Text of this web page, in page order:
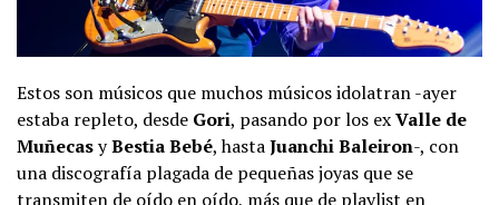
Estos son músicos que muchos músicos idolatran -ayer
estaba repleto, desde Gori, pasando por los exValle de
MuñecasyBestia Bebé, hastaJuanchi Baleiron-, con
una discografía plagada de pequeñas joyas que se
transmiten de oído en oído, más que de playlist en